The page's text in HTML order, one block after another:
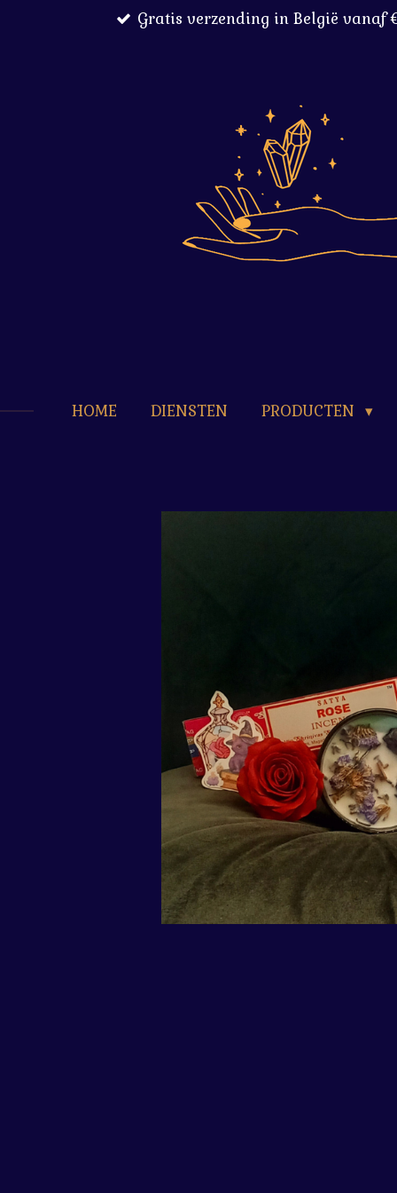
Gratis verzending in België vanaf
HOME DIENSTEN PRODUCTEN